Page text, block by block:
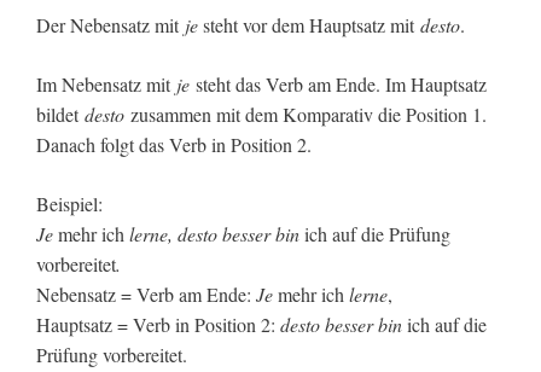
Der Nebensatz mit jesteht vor dem Hauptsatz mit desto.
Im Nebensatz mit je steht das Verb am Ende. Im Hauptsatz
bildet desto zusammen mit dem Komparativ die Position 1.
Danach folgt das Verb in Position 2.
Beispiel:
Jemehr ich lerne, desto besser binich auf die Prüfung
vorbereitet.
Nebensatz = Verb am Ende: Jemehr ich lerne,
Hauptsatz = Verb in Position 2: desto besser binich auf die
Prüfung vorbereitet.